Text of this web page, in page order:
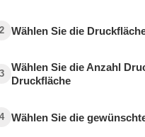
2 Wählen Sie die
3
Wählen Sie die Anzahl
Druckfläche
4 Wählen Sie die